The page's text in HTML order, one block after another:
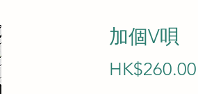
加個V唄
HK$260.00